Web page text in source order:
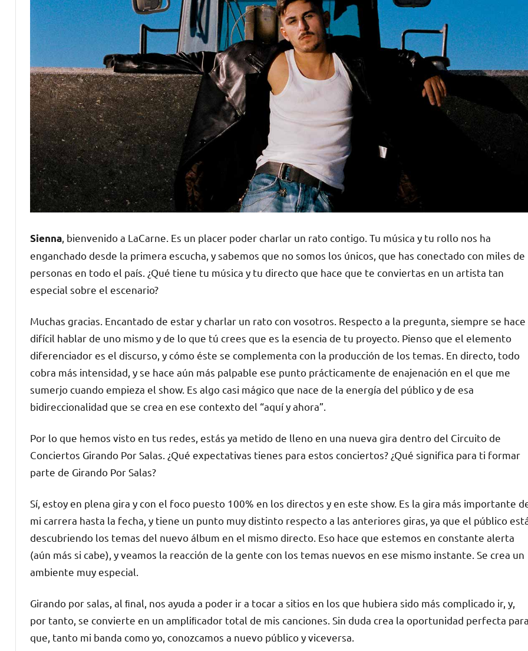
Sienna , bienvenido a LaCarne. Es un placer poder charlar un rato contigo. Tu música y tu rollo nos ha
enganchado desde la primera escucha, y sabemos que no somos los únicos, que has conectado con miles de
personas en todo el país. ¿Qué tiene tu música y tu directo que hace que te conviertas en un artista tan
especial sobre el escenario?
Muchas gracias. Encantado de estar y charlar un rato con vosotros. Respecto a la pregunta, siempre se hace
difícil hablar de uno mismo y de lo que tú crees que es la esencia de tu proyecto. Pienso que el elemento
diferenciador es el discurso, y cómo éste se complementa con la producción de los temas. En directo, todo
cobra más intensidad, y se hace aún más palpable ese punto prácticamente de enajenación en el que me
sumerjo cuando empieza el show. Es algo casi mágico que nace de la energía del público y de esa
bidireccionalidad que se crea en ese contexto del “aquí y ahora”.
Por lo que hemos visto en tus redes, estás ya metido de lleno en una nueva gira dentro del Circuito de
Conciertos Girando Por Salas. ¿Qué expectativas tienes para estos conciertos? ¿Qué significa para ti formar
parte de Girando Por Salas?
Sí, estoy en plena gira y con el foco puesto 100% en los directos y en este show. Es la gira más importante
mi carrera hasta la fecha, y tiene un punto muy distinto respecto a las anteriores giras, ya que el público
descubriendo los temas del nuevo álbum en el mismo directo. Eso hace que estemos en constante alerta
(aún más si cabe), y veamos la reacción de la gente con los temas nuevos en ese mismo instante. Se crea un
ambiente muy especial.
Girando por salas, al ﬁnal, nos ayuda a poder ir a tocar a sitios en los que hubiera sido más complicado ir, y,
por tanto, se convierte en un ampliﬁcador total de mis canciones. Sin duda crea la oportunidad perfecta para
que, tanto mi banda como yo, conozcamos a nuevo público y viceversa.